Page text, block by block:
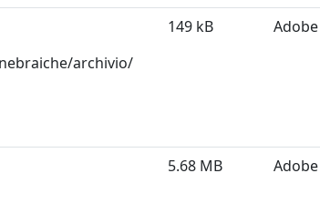
archivio/
149 kB Adobe
5.68 MB Adobe